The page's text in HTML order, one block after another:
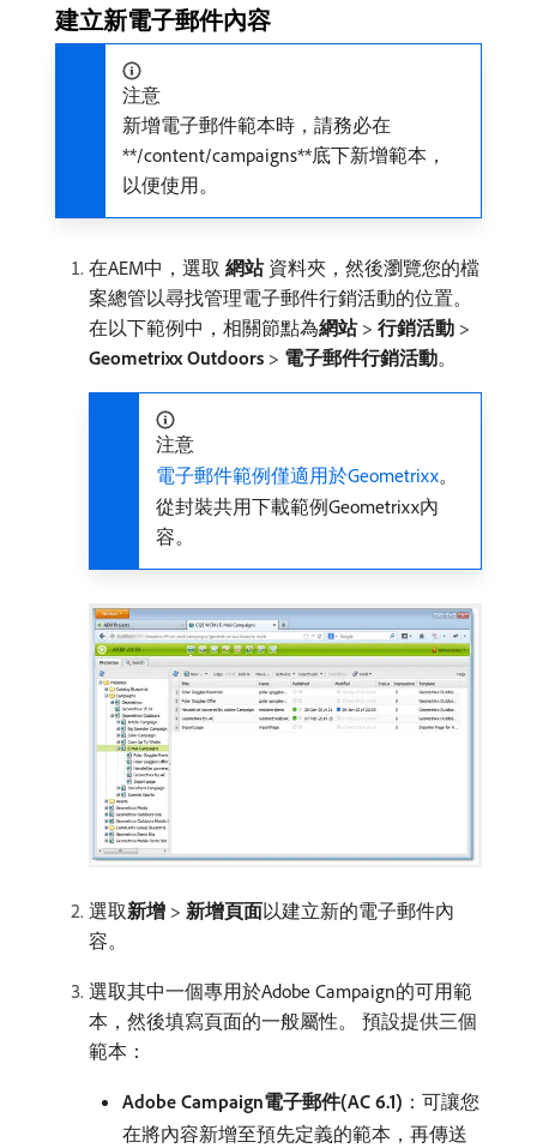
建立新電子郵件內容
注意
新增電子郵件範本時，請務必在​
**/content/campaigns**​底下新增範本，
以便使用。
在AEM中，選取​ 網站​資料夾，然後瀏覽您的檔
案總管以尋找管理電子郵件行銷活動的位置。
在以下範例中，相關節點為​網站> 行銷活動 >
Geometrixx Outdoors > 電子郵件行銷活動。
注意
電子郵件範例僅適用於Geometrixx。
從封裝共用下載範例Geometrixx內
容。
選取​新增 > 新增頁面​以建立新的電子郵件內
容。
選取其中一個專用於Adobe Campaign的可用範
本，然後填寫頁面的一般屬性。 預設提供三個
範本：
Adobe Campaign電子郵件(AC 6.1) ：可讓您
在將內容新增至預先定義的範本，再傳送